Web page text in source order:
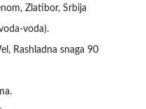
Zlatibor, Srbija
voda).
Rashladna snaga 90
.